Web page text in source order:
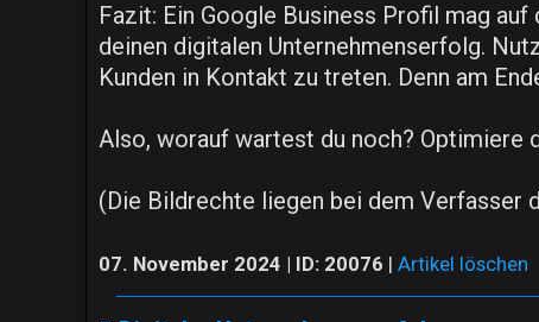
Fazit: Ein Google Business Profil mag
deinen digitalen Unternehmenserfolg.
Kunden in Kontakt zu treten. Denn am
Also, worauf wartest du noch? Optimiere
(Die Bildrechte liegen bei dem Verfasser
07. November 2024 | ID: 20076 Artikel löschen